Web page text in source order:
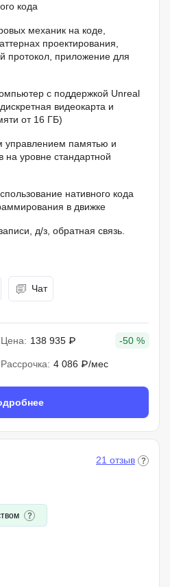
кода
механик на коде,
проектирования,
протокол, приложение для
с поддержкой Unreal
видеокарта и
от 16 ГБ)
управлением памятью и
на уровне стандартной
нативного кода
в движке
д/з, обратная связь.
Чат
Цена: 138 935 ₽ -50 %
Рассрочка: 4 086 ₽/мес
21 отзыв